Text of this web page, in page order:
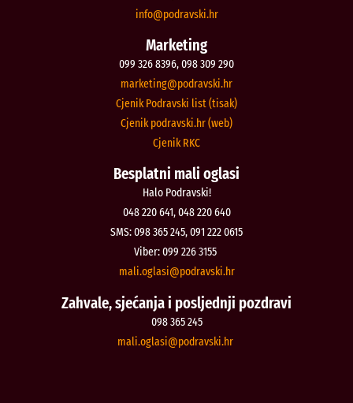
rh.iksvardop
@ofni
Marketing
099 326 8396, 098 309 290
rh.iksvardop
@gnitekram
Cjenik Podravski list (tisak)
Cjenik podravski.hr (web)
Cjenik RKC
Besplatni mali oglasi
Halo Podravski!
048 220 641, 048 220 640
SMS: 098 365 245, 091 222 0615
Viber: 099 226 3155
rh.iksvardop
@isalgo.ilam
Zahvale, sjećanja i posljednji pozdravi
098 365 245
rh.iksvardop
@isalgo.ilam